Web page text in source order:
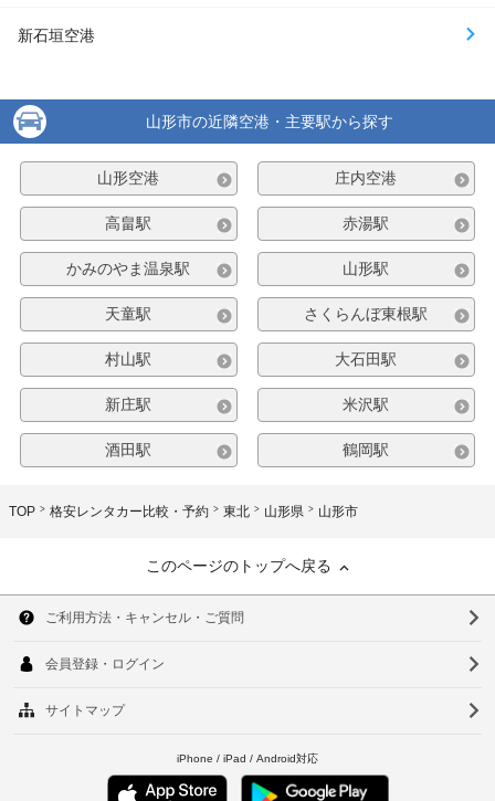
新石垣空港
山形市の近隣空港・主要駅から探す
山形空港 庄内空港
高畠駅 赤湯駅
かみのやま温泉駅 山形駅
天童駅 さくらんぼ東根駅
村山駅 大石田駅
新庄駅 米沢駅
酒田駅 鶴岡駅
TOP 格安レンタカー比較・予約 東北 山形県 山形市
このページのトップへ戻る